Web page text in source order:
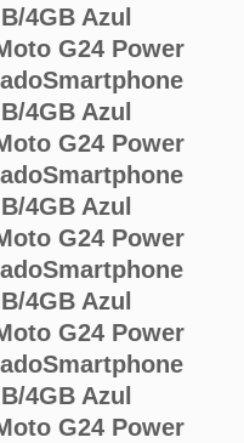
4GB Azul
G24 Power
Smartphone
4GB Azul
G24 Power
Smartphone
4GB Azul
G24 Power
Smartphone
4GB Azul
G24 Power
Smartphone
4GB Azul
G24 Power